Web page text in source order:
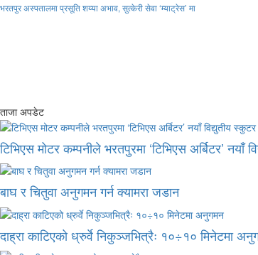
भरतपुर अस्पतालमा प्रसूति शय्या अभाव, सुत्केरी सेवा ‘म्याट्रेस’ मा
ताजा अपडेट
टिभिएस मोटर कम्पनीले भरतपुरमा ‘टिभिएस अर्बिटर’ नयाँ
बाघ र चितुवा अनुगमन गर्न क्यामरा जडान
दाह्रा काटिएको ध्रुर्वे निकुञ्जभित्रैः १०÷१० मिनेटमा